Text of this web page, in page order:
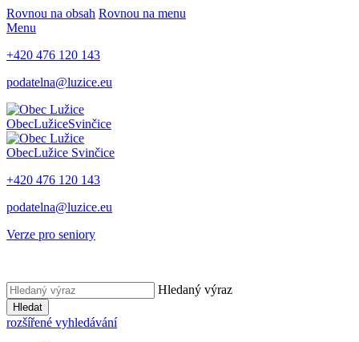
Rovnou na obsah Rovnou na menu
Menu
+420 476 120 143
podatelna@luzice.eu
ObecLužiceSvinčice
ObecLužice Svinčice
+420 476 120 143
podatelna@luzice.eu
Verze pro seniory
Hledaný výraz
Hledat
rozšířené vyhledávání